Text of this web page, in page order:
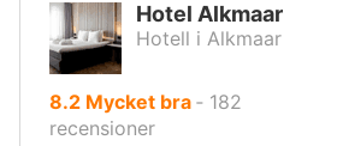
Hotel Alkmaar
Hotell i Alkmaar
8.2av
10,
Mycket bra ‐ 182
recensioner